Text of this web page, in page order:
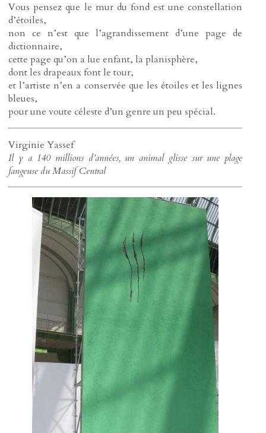
Vous pensez que le mur du fond est une constellation
d’étoiles,
non ce n’est que l’agrandissement d’une page de
dictionnaire,
cette page qu’on a lue enfant, la planisphère,
dont les drapeaux font le tour,
et l’artiste n’en a conservée que les étoiles et les lignes
bleues,
pour une voute céleste d’un genre un peu spécial.
Virginie Yassef
Il y a 140 millions d’années, un animal glisse sur une plage
fangeuse du Massif Central